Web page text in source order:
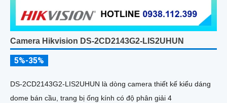
Camera Hikvision DS-2CD2143G2-LIS2UHUN
5%-35%
DS-2CD2143G2-LIS2UHUN là dòng camera thiết kế kiểu dáng
dome bán cầu, trang bị ống kính có độ phân giải 4